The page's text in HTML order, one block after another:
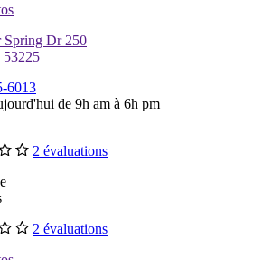
Spring Dr 250
6013
de 9h am à 6h pm
2 évaluations
2 évaluations